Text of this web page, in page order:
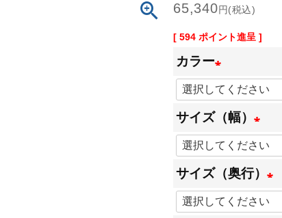
65,340円(税込)
[ 594 ポイント進呈 ]
カラー
(
必
須
)
サイズ（幅）
(
必
須
サイズ（奥行）
(